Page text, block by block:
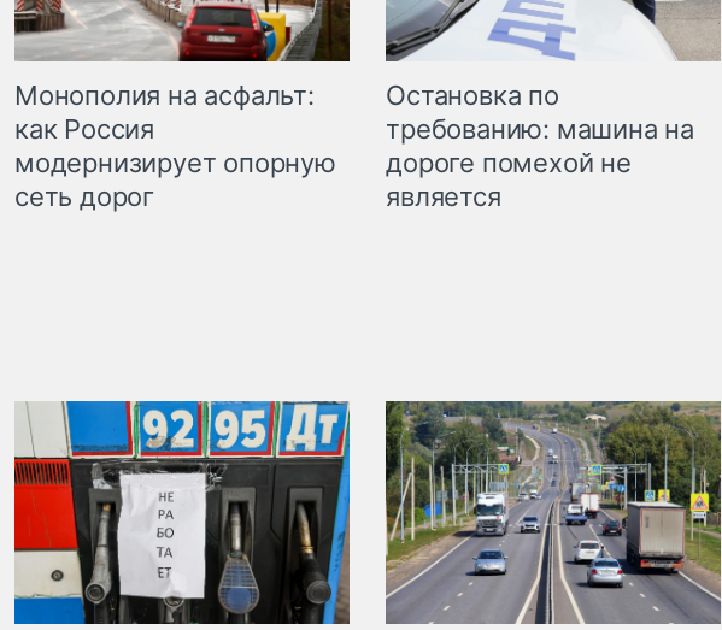
Монополия на асфальт:
как Россия
модернизирует опорную
сеть дорог
Остановка по
требованию: машина на
дороге помехой не
является